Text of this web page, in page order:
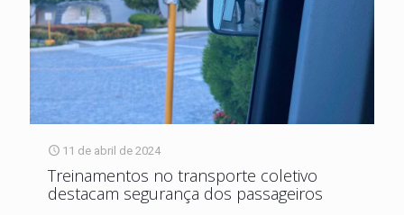
11 de abril de 2024
Treinamentos no transporte coletivo
destacam segurança dos passageiros